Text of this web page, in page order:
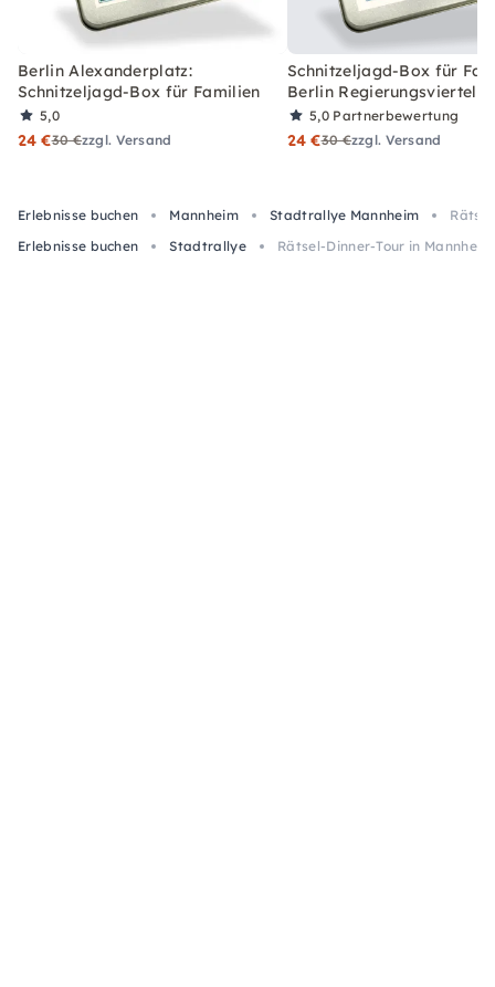
Berlin Alexanderplatz:
Schnitzeljagd-Box für Familien
5,0
24 €30 €zzgl. Versand
Schnitzeljagd-Box für
Berlin Regierungsviertel
5,0 Partnerbewertung
24 €30 €zzgl. Versand
Erlebnisse buchen Mannheim Stadtrallye Mannheim
Erlebnisse buchen
Stadtrallye Rätsel-Dinner-Tour in